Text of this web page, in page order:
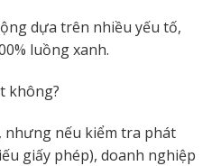
dựa trên nhiều yếu tố,
luồng xanh.
không?
nếu kiểm tra phát
giấy phép), doanh nghiệp